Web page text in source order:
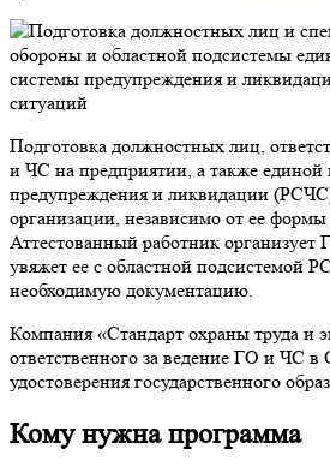
Подготовка должностных лиц,
и ЧС на предприятии, а также единой
предупреждения и ликвидации
организации, независимо от ее формы
Аттестованный работник
увяжет ее с областной подсистемой
необходимую документацию.
Компания «Стандарт охраны труда и
ответственного за ведение ГО и ЧС в
удостоверения государственного
Кому нужна программа